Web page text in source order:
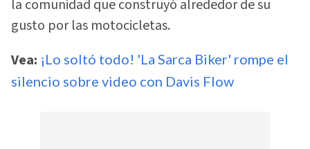
la comunidad que construyó alrededor de su
gusto por las motocicletas.
Vea: ¡Lo soltó todo! 'La Sarca Biker' rompe el
silencio sobre video con Davis Flow